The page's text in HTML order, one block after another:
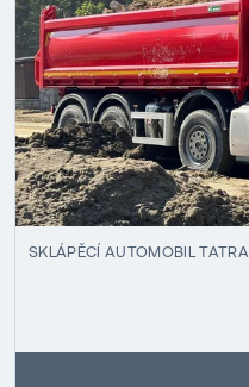
SKLÁPĚCÍ AUTOMOBIL TATRA